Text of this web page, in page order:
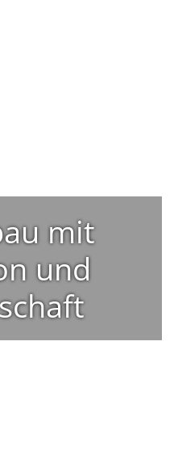
mit
und